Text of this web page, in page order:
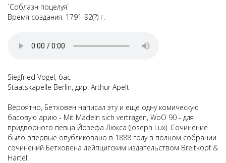
`Соблазн поцелуя`
Время создания: 1791-92(?) г.
Siegfried Vogel, бас
Staatskapelle Berlin, дир. Arthur Apelt
Вероятно, Бетховен написал эту и еще одну комическую
басовую арию - Mit Mädeln sich vertragen, WoO 90 - для
придворного певца Йозефа Люкса (Joseph Lux). Сочинение
было впервые опубликовано в 1888 году в полном собрании
сочинений Бетховена лейпцигским издательством Breitkopf &
Härtel.